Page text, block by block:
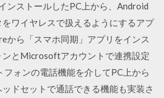
ンストールしたPC上から、Android
ワイヤレスで扱えるようにするアプ
から「スマホ同期」アプリをインス
ンとMicrosoftアカウントで連携設定
ォンの電話機能を介してPC上から
ドセットで通話できる機能も実装さ